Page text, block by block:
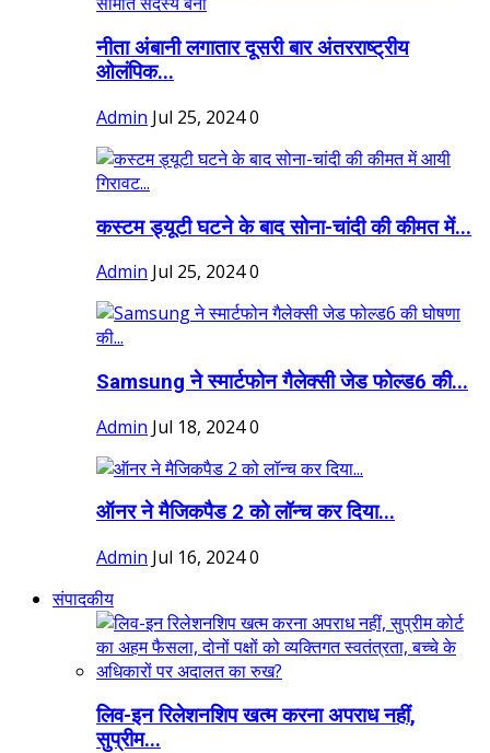
नीता अंबानी लगातार दूसरी बार अंतरराष्ट्रीय
ओलंपिक...
Admin Jul 25, 20240
कस्टम ड्यूटी घटने के बाद सोना-चांदी की कीमत में...
Admin Jul 25, 20240
Samsung ने स्मार्टफोन गैलेक्सी जेड फोल्ड6 की...
Admin Jul 18, 20240
ऑनर ने मैजिकपैड 2 को लॉन्च कर दिया...
Admin Jul 16, 20240
संपादकीय
लिव-इन रिलेशनशिप खत्म करना अपराध नहीं,
सुप्रीम...